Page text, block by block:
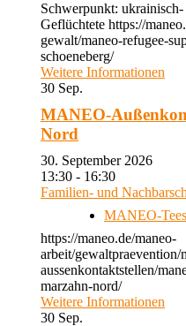
Schwerpunkt: ukrainisch-
Geflüchtete https://
gewalt/maneo-refugee-
schoeneberg/
Weitere Informationen
30 Sep.
MANEO-
Nord
30. September 2026
13:30 - 16:30
Familien- und
MANEO-
https://maneo.de/maneo-
arbeit/gewaltpraevention/
aussenkontaktstellen/
marzahn-nord/
Weitere Informationen
30 Sep.